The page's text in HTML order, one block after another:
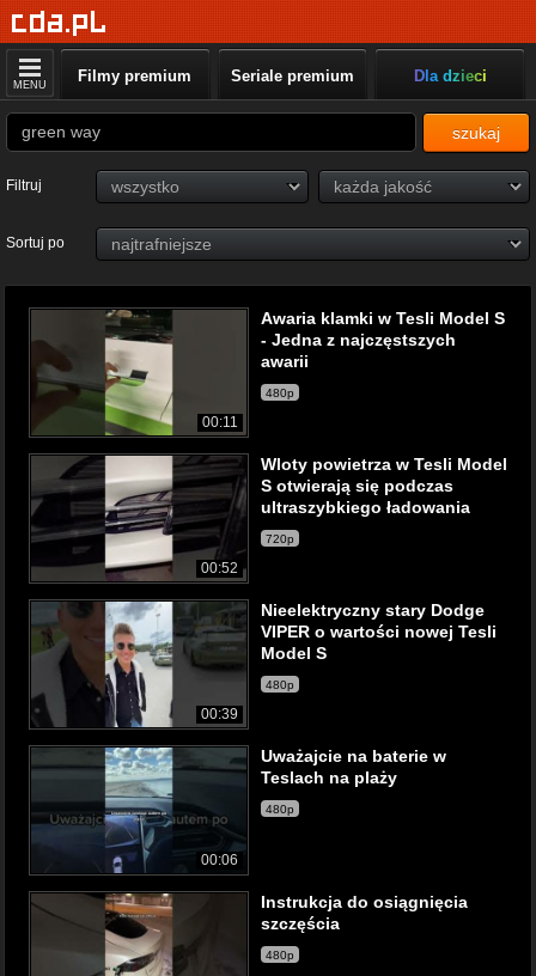
MENU Filmy premium Seriale premium Dla dzieci
szukaj
Filtruj
Sortuj po
00:11
Awaria klamki w Tesli Model S
- Jedna z najczęstszych
awarii
480p
00:52
Wloty powietrza w Tesli Model
S otwierają się podczas
ultraszybkiego ładowania
720p
00:39
Nieelektryczny stary Dodge
VIPER o wartości nowej Tesli
Model S
480p
00:06
Uważajcie na baterie w
Teslach na plaży
480p
Instrukcja do osiągnięcia
szczęścia
480p